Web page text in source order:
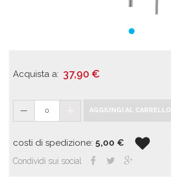
Acquista a: 37,90 €
0 AGGIUNGI AL CARRELLO
costi di spedizione: 5,00 €
Condividi sui social